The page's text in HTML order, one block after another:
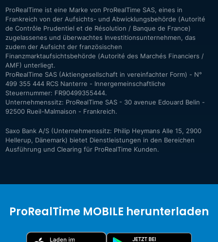
ProRealTime ist eine Marke von ProRealTime SAS, eines in
Frankreich von der Aufsichts- und Abwicklungsbehörde (Autorité
de Contrôle Prudentiel et de Résolution / Banque de France)
zugelassenes und überwachtes Investitionsunternehmen, das
zudem der Aufsicht der französischen
Finanzmarktaufsichtsbehörde (Autorité des Marchés Financiers /
AMF) unterliegt.
ProRealTime SAS (Aktiengesellschaft in vereinfachter Form) - N°
499 355 444 RCS Nanterre - Innergemeinschaftliche
Steuernummer: FR90499355444.
Unternehmenssitz: ProRealTime SAS - 30 avenue Edouard Belin -
92500 Rueil-Malmaison - Frankreich.
Saxo Bank A/S (Unternehmenssitz: Philip Heymans Alle 15, 2900
Hellerup, Dänemark) bietet Dienstleistungen in den Bereichen
Ausführung und Clearing für ProRealTime Kunden.
ProRealTime MOBILE herunterladen